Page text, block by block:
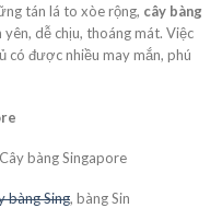
tán lá to xòe rộng, cây bàng
dễ chịu, thoáng mát. Việc
có được nhiều may mắn, phú
bàng Singapore
bàng Sing, bàng Sin